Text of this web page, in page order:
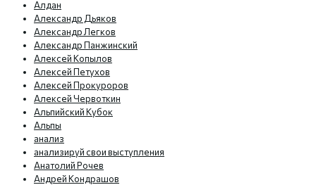
Алдан
Александр Дьяков
Александр Легков
Александр Панжинский
Алексей Копылов
Алексей Петухов
Алексей Прокуроров
Алексей Червоткин
Альпийский Кубок
Альпы
анализ
анализируй свои выступления
Анатолий Рочев
Андрей Кондрашов